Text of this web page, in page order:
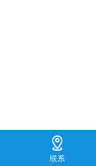
联系